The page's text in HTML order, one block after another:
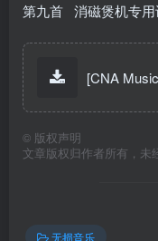
第九首 消磁煲机专
[CNA
© 版权声明
文章版权归作者所有，未
无损音乐